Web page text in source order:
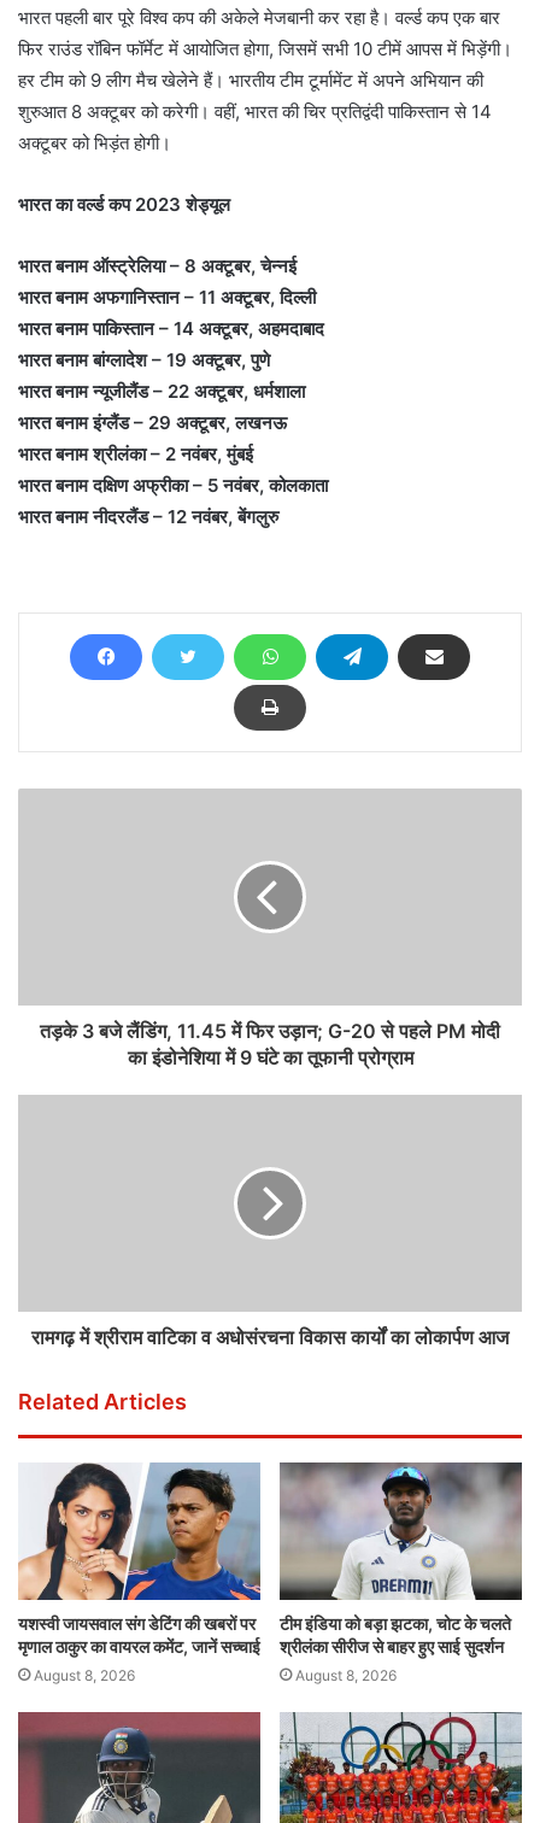
भारत पहली बार पूरे विश्व कप की अकेले मेजबानी कर रहा है। वर्ल्ड कप एक बार
फिर राउंड रॉबिन फॉर्मेट में आयोजित होगा, जिसमें सभी 10 टीमें आपस में भिड़ेंगी।
हर टीम को 9 लीग मैच खेलेने हैं। भारतीय टीम टूर्मामेंट में अपने अभियान की
शुरुआत 8 अक्टूबर को करेगी। वहीं, भारत की चिर प्रतिद्वंदी पाकिस्तान से 14
अक्टूबर को भिड़ंत होगी।
भारत का वर्ल्ड कप 2023 शेड्यूल
भारत बनाम ऑस्ट्रेलिया – 8 अक्टूबर, चेन्नई
भारत बनाम अफगानिस्तान – 11 अक्टूबर, दिल्ली
भारत बनाम पाकिस्तान – 14 अक्टूबर, अहमदाबाद
भारत बनाम बांग्लादेश – 19 अक्टूबर, पुणे
भारत बनाम न्यूजीलैंड – 22 अक्टूबर, धर्मशाला
भारत बनाम इंग्लैंड – 29 अक्टूबर, लखनऊ
भारत बनाम श्रीलंका – 2 नवंबर, मुंबई
भारत बनाम दक्षिण अफ्रीका – 5 नवंबर, कोलकाता
भारत बनाम नीदरलैंड – 12 नवंबर, बेंगलुरु
तड़के 3 बजे लैंडिंग, 11.45 में फिर उड़ान; G-20 से पहले PM मोदी
का इंडोनेशिया में 9 घंटे का तूफानी प्रोग्राम
रामगढ़ में श्रीराम वाटिका व अधोसंरचना विकास कार्यों का लोकार्पण आज
Related Articles
यशस्वी जायसवाल संग डेटिंग की खबरों पर
मृणाल ठाकुर का वायरल कमेंट, जानें सच्चाई
August 8, 2026
टीम इंडिया को बड़ा झटका, चोट के चलते
श्रीलंका सीरीज से बाहर हुए साई सुदर्शन
August 8, 2026